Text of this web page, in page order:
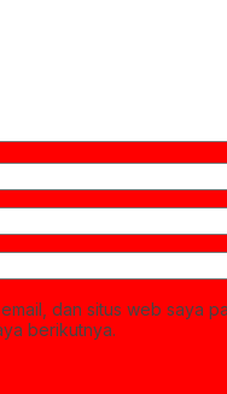
dan situs web saya
berikutnya.